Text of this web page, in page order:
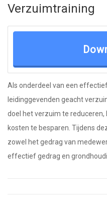
Verzuimtraining
Als onderdeel van een
leidinggevenden geacht
doel het verzuim te
kosten te besparen. Tijdens
zowel het gedrag van
effectief gedrag en